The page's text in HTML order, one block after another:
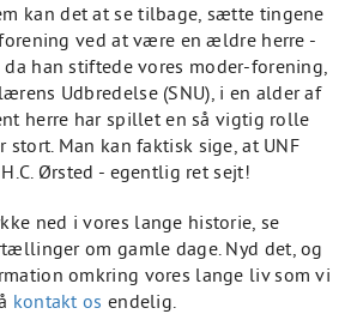
kan det at se tilbage, sætte tingene
ved at være en ældre herre -
han stiftede vores moder-forening,
Udbredelse (SNU), i en alder af
herre har spillet en så vigtig rolle
stort. Man kan faktisk sige, at UNF
Ørsted - egentlig ret sejt!
ned i vores lange historie, se
om gamle dage. Nyd det, og
omkring vores lange liv som vi
kontakt os endelig.